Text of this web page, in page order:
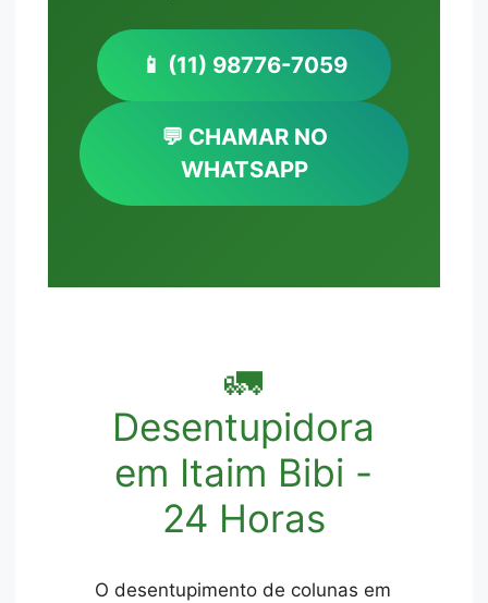
📱 (11) 98776-7059
💬 CHAMAR NO
WHATSAPP
🚛
Desentupidora
em Itaim Bibi -
24 Horas
O desentupimento de colunas em